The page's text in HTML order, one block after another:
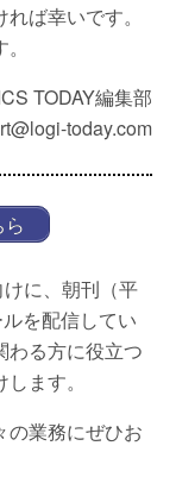
ば幸いです。
TODAY編集部
today.com
に、朝刊（平
を配信してい
わる方に役立つ
ます。
の業務にぜひお